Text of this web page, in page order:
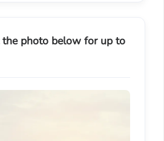
the photo below for up to